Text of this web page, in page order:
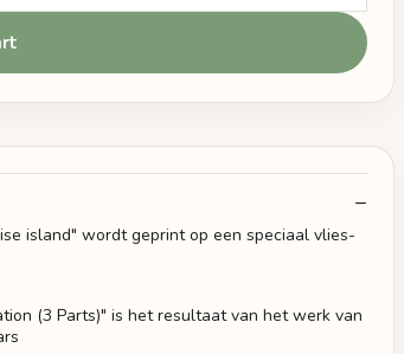
island" wordt geprint op een speciaal vlies-
(3 Parts)" is het resultaat van het werk van